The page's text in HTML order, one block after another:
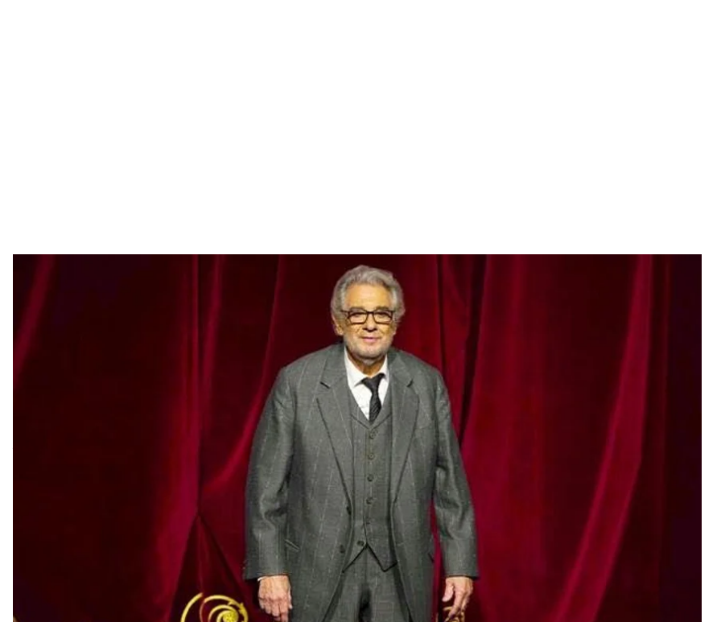
Іспанський оперний співак і диригент Пласідо Домінго
Пласідо Домінго/Facebook
Іспанський оперний співак і диригент Пласідо Домінго повідомив, що його тест на коронавірус дав
«Я вважаю своїм моральним обов’язком оголосити вам, що у мене позитивний тест на коронавірус.
Моя родина та я перебуваємо на самоізоляції, поки це необхідно з медичної точки зору», — зазначив
Співак уточнив, що у нього були жар та кашель, тому він вирішив зробити тест. Водночас артист
уточнив, що загалом він та його родина почувають себе добре.